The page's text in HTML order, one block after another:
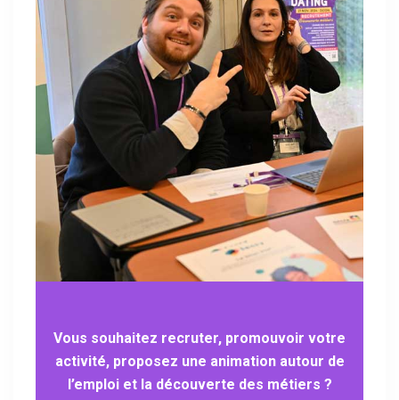
Vous souhaitez recruter, promouvoir votre
activité, proposez une animation autour de
l’emploi et la découverte des métiers ?